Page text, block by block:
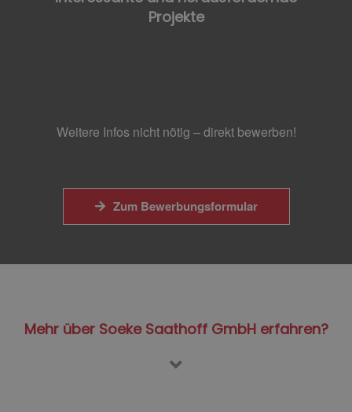
Projekte
Weitere Infos nicht nötig – direkt bewerben!
Zum Bewerbungsformular
Mehr über Soeke Saathoff GmbH erfahren?